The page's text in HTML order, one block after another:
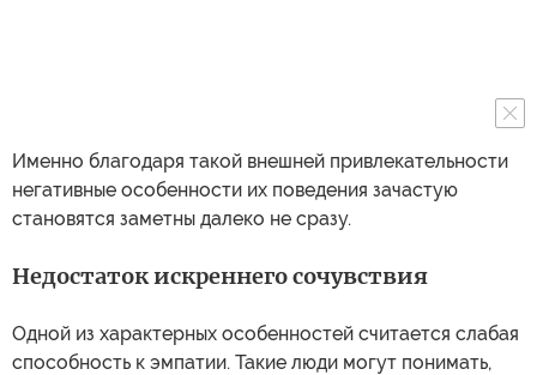
Именно благодаря такой внешней привлекательности
негативные особенности их поведения зачастую
становятся заметны далеко не сразу.
Недостаток искреннего сочувствия
Одной из характерных особенностей считается слабая
способность к эмпатии. Такие люди могут понимать,